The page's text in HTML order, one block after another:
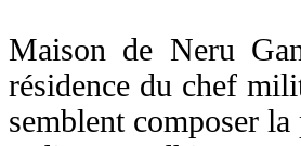
Maison de Neru
résidence du chef
semblent composer